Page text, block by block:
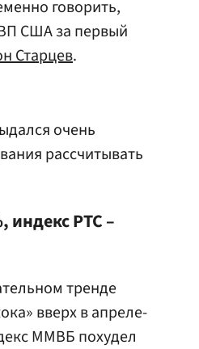
говорить,
США за первый
Старцев.
очень
рассчитывать
индекс РТС –
тренде
вверх в апреле-
ММВБ похудел